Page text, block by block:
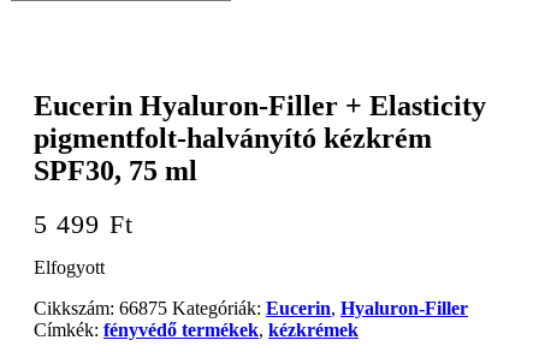
Eucerin Hyaluron-Filler + Elasticity
pigmentfolt-halványító kézkrém
SPF30, 75 ml
5 499 Ft
Elfogyott
Cikkszám: 66875 Kategóriák: Eucerin, Hyaluron-Filler
Címkék: fényvédő termékek, kézkrémek